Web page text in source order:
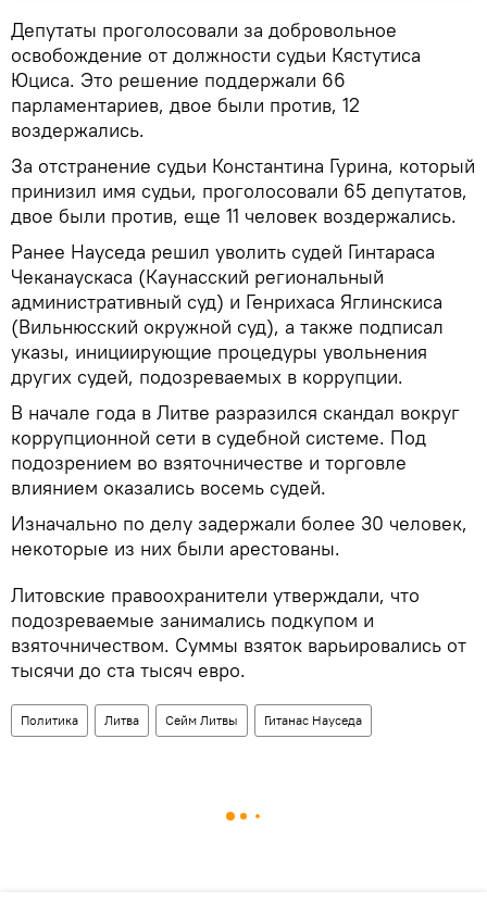
Депутаты проголосовали за добровольное
освобождение от должности судьи Кястутиса
Юциса. Это решение поддержали 66
парламентариев, двое были против, 12
воздержались.
За отстранение судьи Константина Гурина, который
принизил имя судьи, проголосовали 65 депутатов,
двое были против, еще 11 человек воздержались.
Ранее Науседа решил уволить судей Гинтараса
Чеканаускаса (Каунасский региональный
административный суд) и Генрихаса Яглинскиса
(Вильнюсский окружной суд), а также подписал
указы, инициирующие процедуры увольнения
других судей, подозреваемых в коррупции.
В начале года в Литве разразился скандал вокруг
коррупционной сети в судебной системе. Под
подозрением во взяточничестве и торговле
влиянием оказались восемь судей.
Изначально по делу задержали более 30 человек,
некоторые из них были арестованы.
Литовские правоохранители утверждали, что
подозреваемые занимались подкупом и
взяточничеством. Суммы взяток варьировались от
тысячи до ста тысяч евро.
Политика Литва Сейм Литвы Гитанас Науседа